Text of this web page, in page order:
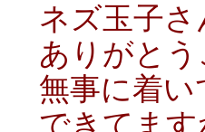
ネズ玉子さ
ありがとう
無事に着
できてます